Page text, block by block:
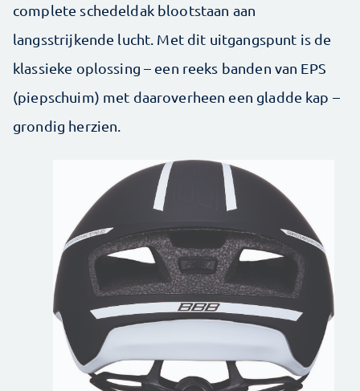
complete schedeldak blootstaan aan
langsstrijkende lucht. Met dit uitgangspunt is de
klassieke oplossing – een reeks banden van EPS
(piepschuim) met daaroverheen een gladde kap –
grondig herzien.